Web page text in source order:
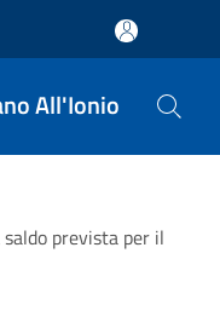
All'Ionio
prevista per il